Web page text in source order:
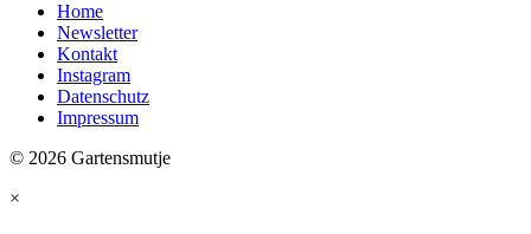
Home
Newsletter
Kontakt
Instagram
Datenschutz
Impressum
© 2026 Gartensmutje
×